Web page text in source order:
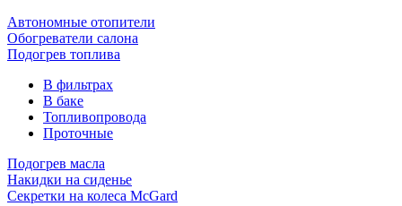
Автономные отопители
Обогреватели салона
Подогрев топлива
В фильтрах
В баке
Топливопровода
Проточные
Подогрев масла
Накидки на сиденье
Секретки на колеса McGard